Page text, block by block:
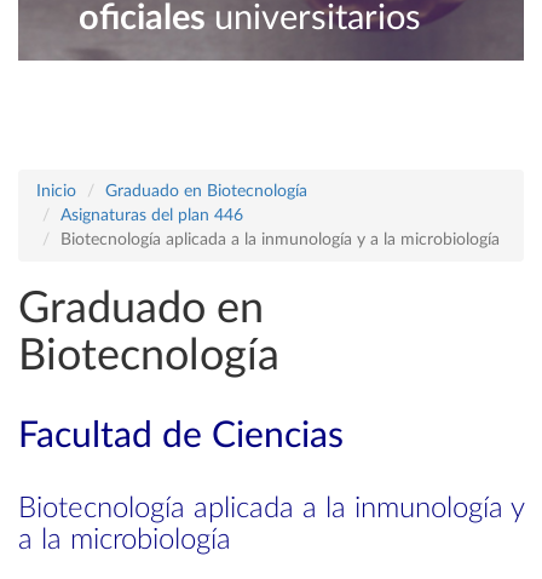
oficiales universitarios
Inicio
Graduado en Biotecnología
Asignaturas del plan 446
Biotecnología aplicada a la inmunología y a la microbiología
Graduado en
Biotecnología
Facultad de Ciencias
Biotecnología aplicada a la inmunología y
a la microbiología